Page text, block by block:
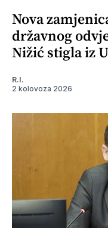
Nova
državnog
Nižić stigla iz
R.I.
2 kolovoza 2026